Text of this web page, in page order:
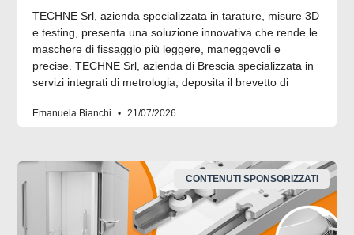
TECHNE Srl, azienda specializzata in tarature, misure 3D
e testing, presenta una soluzione innovativa che rende le
maschere di fissaggio più leggere, maneggevoli e
precise. TECHNE Srl, azienda di Brescia specializzata in
servizi integrati di metrologia, deposita il brevetto di
Emanuela Bianchi 21/07/2026
CONTENUTI SPONSORIZZATI